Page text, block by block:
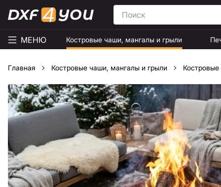
МЕНЮ Костровые чаши, мангалы и грыли
Главная Костровые чаши, мангалы и грыли